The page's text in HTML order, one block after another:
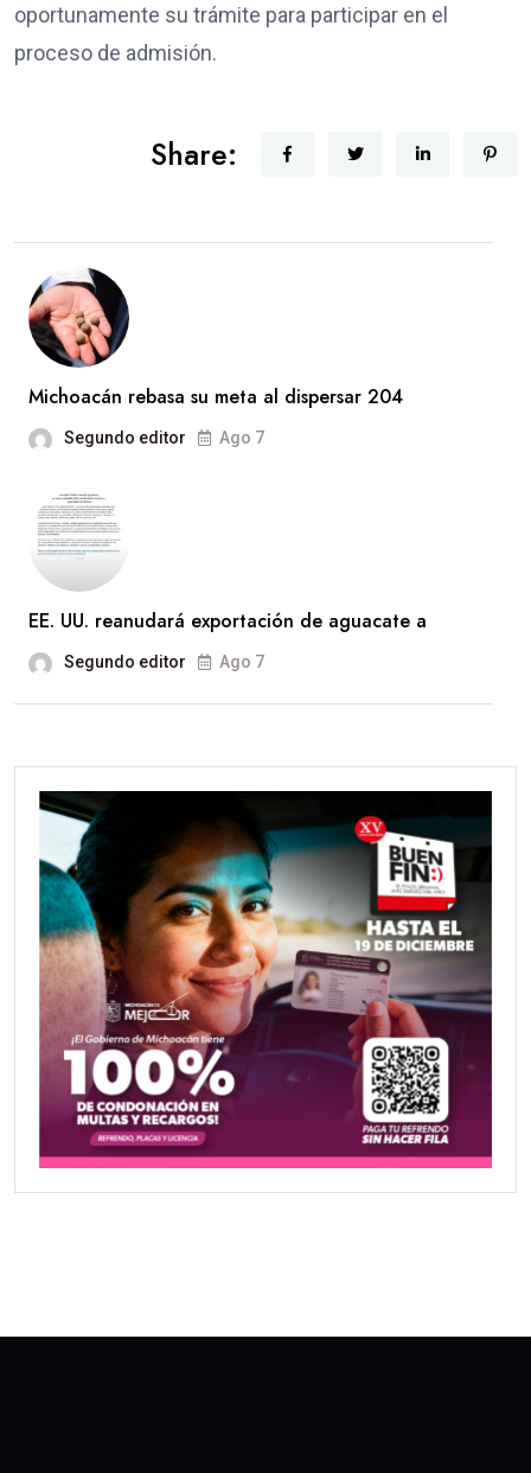
oportunamente su trámite para participar en el
proceso de admisión.
Share:
Michoacán rebasa su meta al dispersar 204
Segundo editor Ago 7
EE. UU. reanudará exportación de aguacate a
Segundo editor Ago 7